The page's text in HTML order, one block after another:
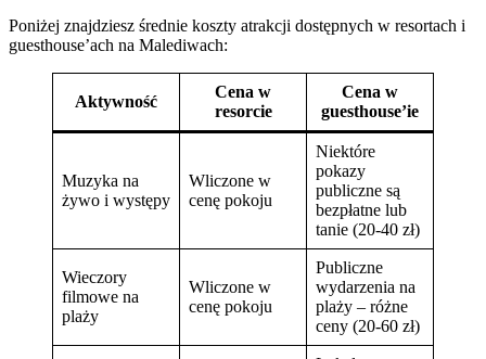
Poniżej znajdziesz średnie koszty atrakcji dostępnych w resortach i
guesthouse’ach na Malediwach:
Aktywność
Cena w
resorcie
Cena w
guesthouse’ie
Muzyka na
żywo i występy
Wliczone w
cenę pokoju
Niektóre
pokazy
publiczne są
bezpłatne lub
tanie (20-40 zł)
Wieczory
filmowe na
plaży
Wliczone w
cenę pokoju
Publiczne
wydarzenia na
plaży – różne
ceny (20-60 zł)